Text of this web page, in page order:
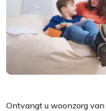
Ontvangt u woonzorg